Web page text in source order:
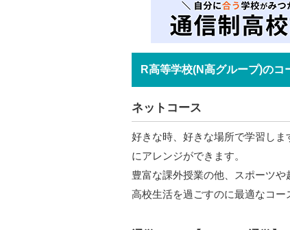
R高等学校(N高グループ)のコ
ネットコース
好きな時、好きな場所で学習し
にアレンジができます。
豊富な課外授業の他、スポーツ
高校生活を過ごすのに最適なコー